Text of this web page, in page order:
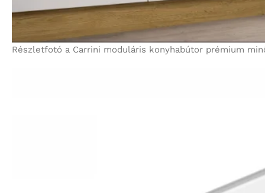
Részletfotó a Carrini moduláris konyhabútor prémium